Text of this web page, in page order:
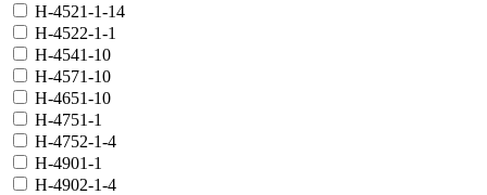
H-4521-1-14
H-4522-1-1
H-4541-10
H-4571-10
H-4651-10
H-4751-1
H-4752-1-4
H-4901-1
H-4902-1-4